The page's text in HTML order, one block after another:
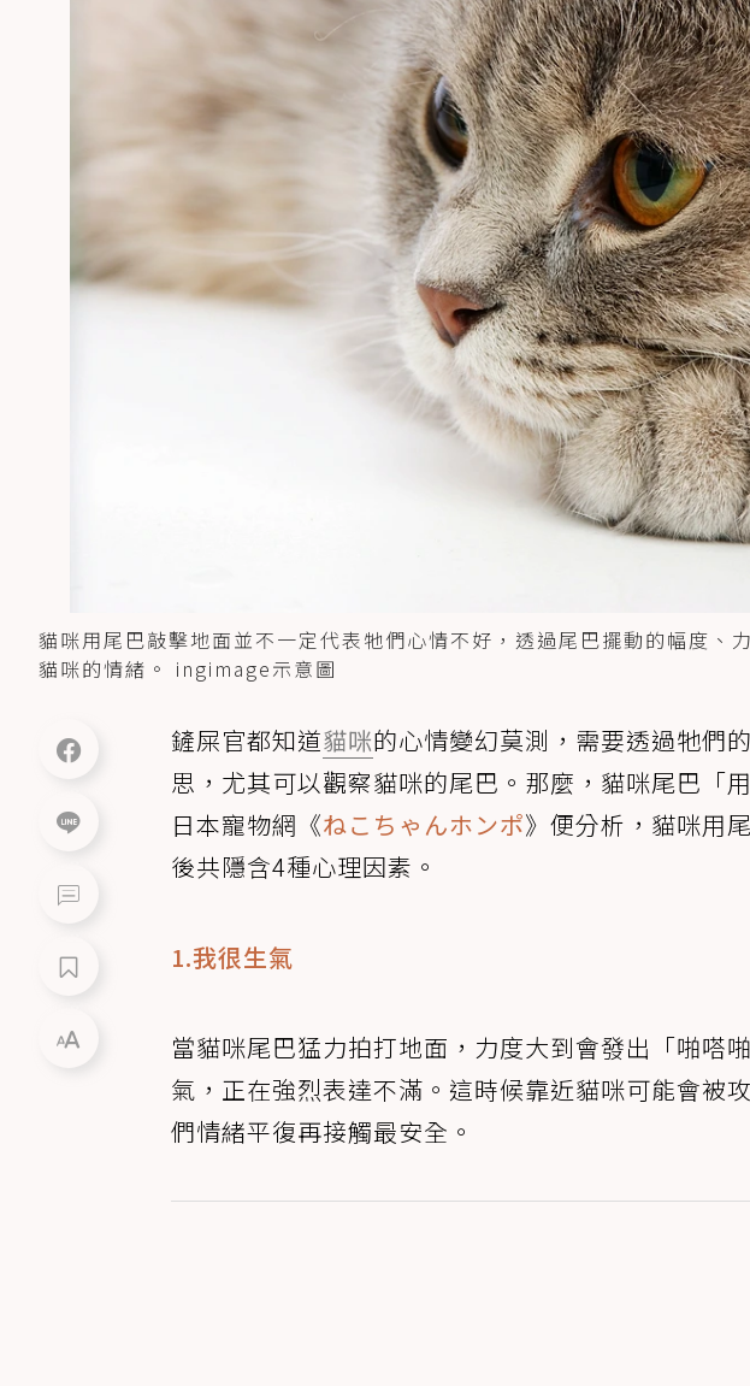
貓咪用尾巴敲擊地面並不一定代表牠們心情不好，透過尾巴擺動的幅度、
貓咪的情緒。 ingimage示意圖
鏟屎官都知道貓咪的心情變幻莫測，需要透過牠們
思，尤其可以觀察貓咪的尾巴。那麼，貓咪尾巴「
日本寵物網《ねこちゃんホンポ》便分析，貓咪用
後共隱含4種心理因素。
1.我很生氣
當貓咪尾巴猛力拍打地面，力度大到會發出「啪嗒
氣，正在強烈表達不滿。這時候靠近貓咪可能會被
們情緒平復再接觸最安全。